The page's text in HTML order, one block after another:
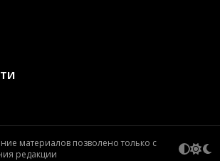
материалов позволено только с
редакции